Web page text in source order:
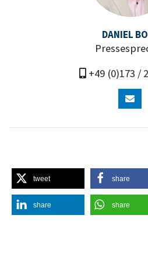
DANIEL
+49 (0)173 /
tweet share
share share